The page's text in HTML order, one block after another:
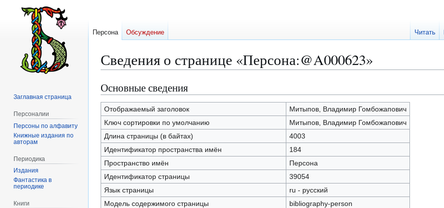
Сведения о странице «Персона:@A000623»
Перейти
к
навигации
Перейти
к
поиску
Основные сведения
Отображаемый заголовок
Митыпов, Владимир Гомбожапович
Ключ сортировки по умолчанию
Митыпов, Владимир Гомбожапович
Длина страницы (в байтах)
4003
Идентификатор пространства имён
184
Пространство имён
Персона
Идентификатор страницы
39054
Язык страницы
ru - русский
Модель содержимого страницы
bibliography-person
Персона Обсуждение Читать
Заглавная страница
Персоналии
Персоны по алфавиту
Книжные издания по
авторам
Периодика
Издания
Фантастика в
периодике
Книги